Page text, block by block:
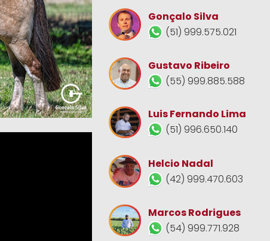
Gonçalo Silva
(51) 999.575.021
Gustavo Ribeiro
(55) 999.885.588
Luis Fernando Lima
(51) 996.650.140
Helcio Nadal
(42) 999.470.603
Marcos Rodrigues
(54) 999.771.928